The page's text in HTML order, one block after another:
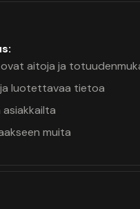
aitoja ja
luotettavaa tietoa
muita